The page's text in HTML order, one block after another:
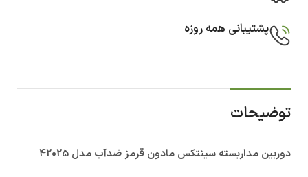
پشتیبانی همه روزه
توضیحات
دوربین مداربسته سینتکس مادون قرمز ضدآب مدل 42025